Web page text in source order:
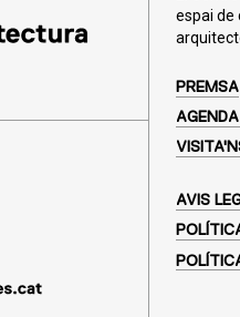
espai de
PREMSA
AVIS